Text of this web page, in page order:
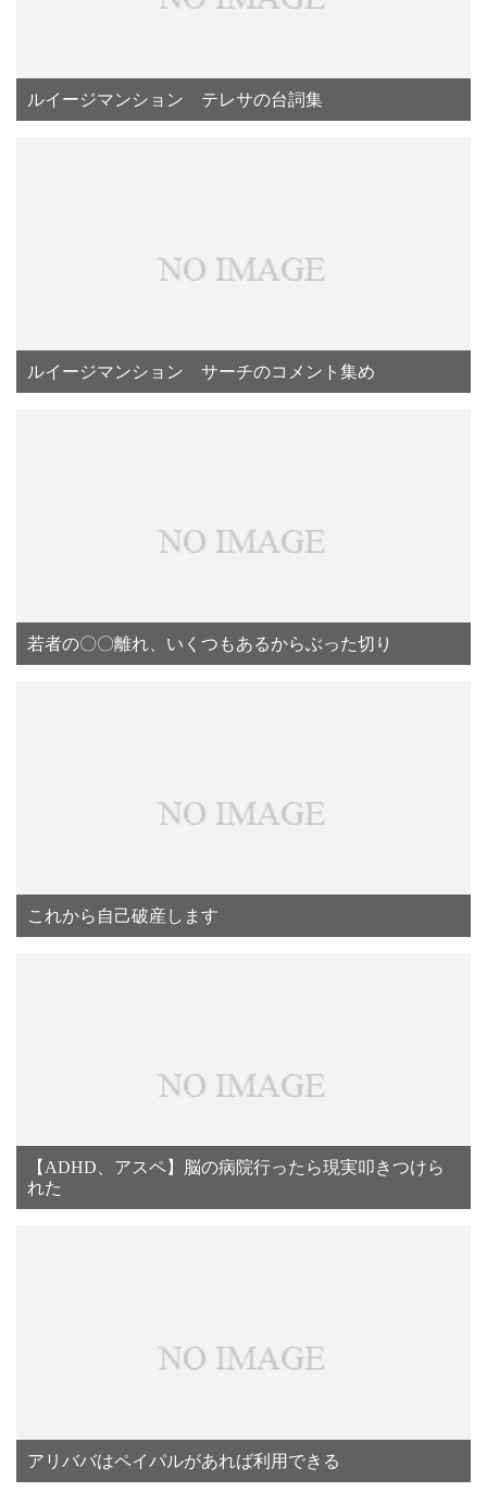
ルイージマンション テレサの台詞集
ルイージマンション サーチのコメント集め
若者の〇〇離れ、いくつもあるからぶった切り
これから自己破産します
【ADHD、アスペ】脳の病院行ったら現実叩きつけら
れた
アリババはペイパルがあれば利用できる